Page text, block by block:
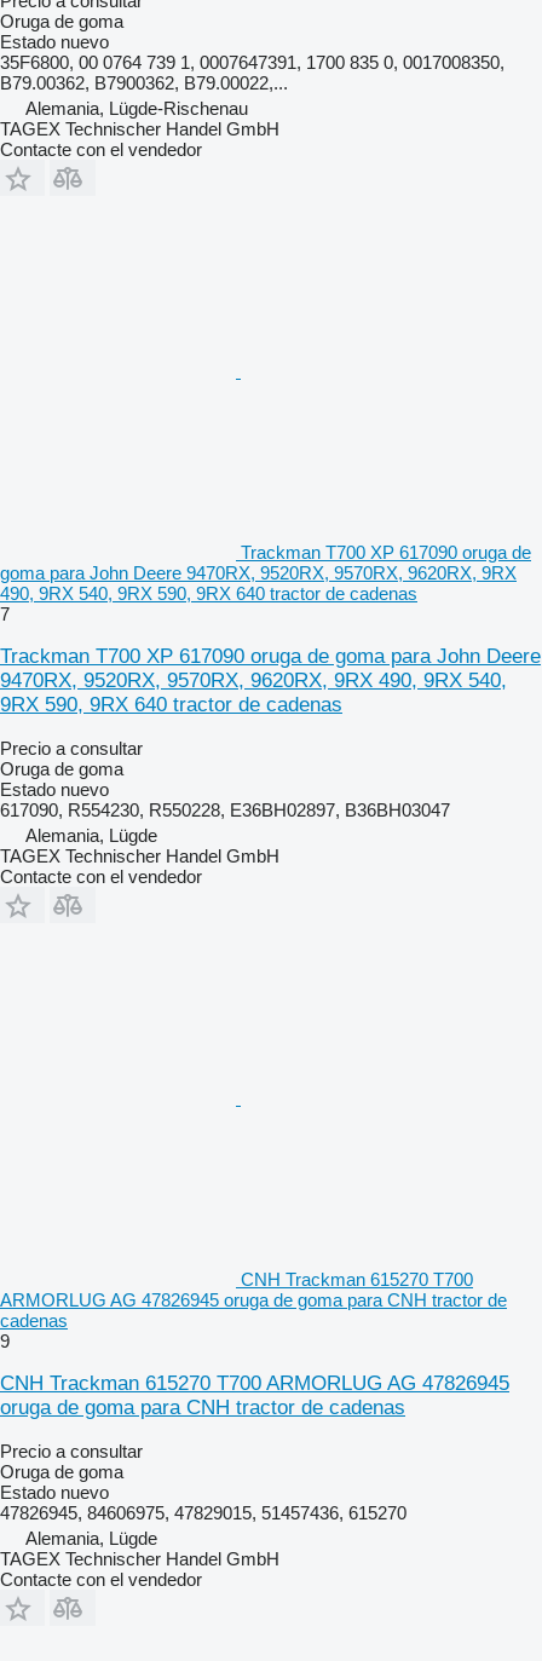
Oruga de goma
Estado nuevo
35F6800, 00 0764 739 1, 0007647391, 1700 835 0, 0017008350,
B79.00362, B7900362, B79.00022,...
Alemania, Lügde-Rischenau
TAGEX Technischer Handel GmbH
Contacte con el vendedor
Trackman T700 XP 617090 oruga de
goma para John Deere 9470RX, 9520RX, 9570RX, 9620RX, 9RX
490, 9RX 540, 9RX 590, 9RX 640 tractor de cadenas
7
Trackman T700 XP 617090 oruga de goma para John Deere
9470RX, 9520RX, 9570RX, 9620RX, 9RX 490, 9RX 540,
9RX 590, 9RX 640 tractor de cadenas
Precio a consultar
Oruga de goma
Estado nuevo
617090, R554230, R550228, E36BH02897, B36BH03047
Alemania, Lügde
TAGEX Technischer Handel GmbH
Contacte con el vendedor
CNH Trackman 615270 T700
ARMORLUG AG 47826945 oruga de goma para CNH tractor de
cadenas
9
CNH Trackman 615270 T700 ARMORLUG AG 47826945
oruga de goma para CNH tractor de cadenas
Precio a consultar
Oruga de goma
Estado nuevo
47826945, 84606975, 47829015, 51457436, 615270
Alemania, Lügde
TAGEX Technischer Handel GmbH
Contacte con el vendedor